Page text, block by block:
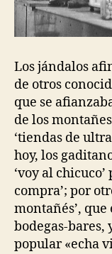
Los jándalos
de otros
que se
de los
‘tiendas de
hoy, los
‘voy al
compra’; por
montañés’,
bodegas-bares,
popular «echa